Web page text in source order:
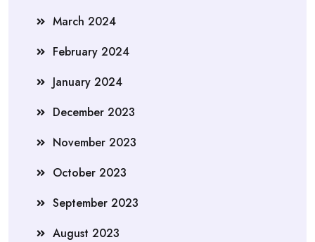
March 2024
February 2024
January 2024
December 2023
November 2023
October 2023
September 2023
August 2023